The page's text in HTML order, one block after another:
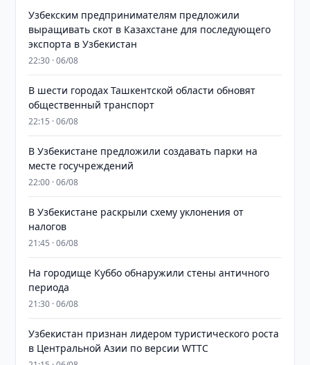
Узбекским предпринимателям предложили
выращивать скот в Казахстане для последующего
экспорта в Узбекистан
22:30 · 06/08
В шести городах Ташкентской области обновят
общественный транспорт
22:15 · 06/08
В Узбекистане предложили создавать парки на
месте госучреждений
22:00 · 06/08
В Узбекистане раскрыли схему уклонения от
налогов
21:45 · 06/08
На городище Куббо обнаружили стены античного
периода
21:30 · 06/08
Узбекистан признан лидером туристического роста
в Центральной Азии по версии WTTC